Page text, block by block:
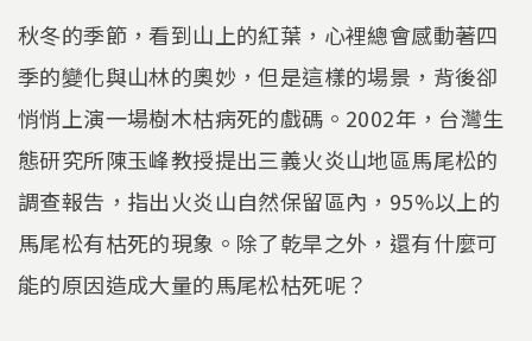
秋冬的季節，看到山上的紅葉，心裡總會感動著四
季的變化與山林的奧妙，但是這樣的場景，背後卻
悄悄上演一場樹木枯病死的戲碼。2002年，台灣生
態研究所陳玉峰教授提出三義火炎山地區馬尾松的
調查報告，指出火炎山自然保留區內，95%以上的
馬尾松有枯死的現象。除了乾旱之外，還有什麼可
能的原因造成大量的馬尾松枯死呢？